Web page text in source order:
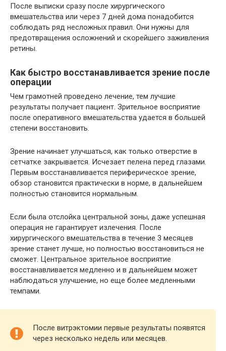
После выписки сразу после хирургического
вмешательства или через 7 дней дома понадобится
соблюдать ряд несложных правил. Они нужны для
предотвращения осложнений и скорейшего заживления
ретины.
Как быстро восстанавливается зрение после
операции
Чем грамотней проведено лечение, тем лучшие
результаты получает пациент. Зрительное восприятие
после оперативного вмешательства удается в большей
степени восстановить.
Зрение начинает улучшаться, как только отверстие в
сетчатке закрывается. Исчезает пелена перед глазами.
Первым восстанавливается периферическое зрение,
обзор становится практически в норме, в дальнейшем
полностью становится нормальным.
Если была отслойка центральной зоны, даже успешная
операция не гарантирует излечения. После
хирургического вмешательства в течение 3 месяцев
зрение станет лучше, но полностью восстановиться не
сможет. Центральное зрительное восприятие
восстанавливается медленно и в дальнейшем может
наблюдаться улучшение, но еще более медленными
темпами.
После витрэктомии первые результаты появятся
через несколько недель или месяцев.